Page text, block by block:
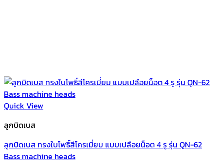
Quick View
ลูกบิดเบส
ลูกบิดเบส ทรงใบโพธิ์สีโครเมี่ยม แบบเปลือยน็อต 4 รู รุ่น QN-62
Bass machine heads